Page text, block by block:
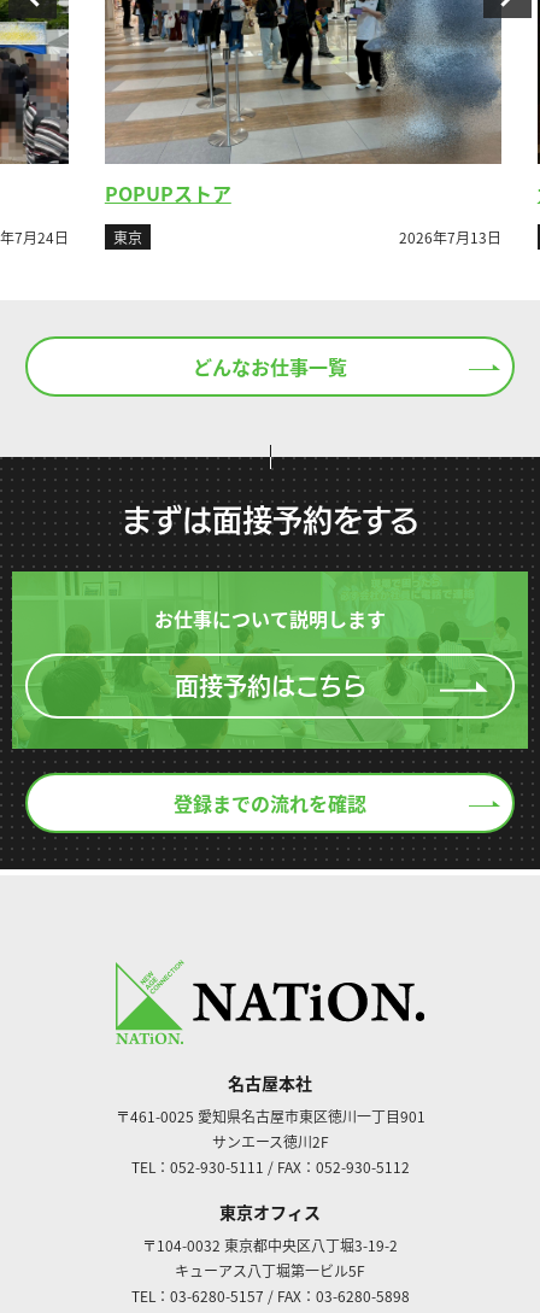
24日
POPUPストア
2026年7月13日
どんなお仕事一覧
まずは面接予約をする
お仕事について説明します
面接予約はこちら
登録までの流れを確認
名古屋本社
〒461-0025 愛知県名古屋市東区徳川一丁目901
サンエース徳川2F
TEL：052-930-5111 / FAX：052-930-5112
東京オフィス
〒104-0032 東京都中央区八丁堀3-19-2
キューアス八丁堀第一ビル5F
TEL：03-6280-5157 / FAX：03-6280-5898